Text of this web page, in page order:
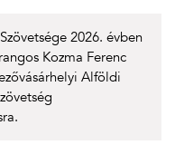
2026. évben
Kozma Ferenc
Alföldi